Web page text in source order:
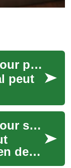
Adoption d'animaux pour personnes âgées : guide pratique
peut
vie
Adoption d'animaux pour seniors : compagnons qui changent la vie
des